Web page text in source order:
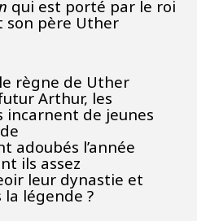
qui est porté par le roi
père Uther
règne de Uther
Arthur, les
incarnent de jeunes
adoubés l’année
ils assez
leur dynastie et
légende ?